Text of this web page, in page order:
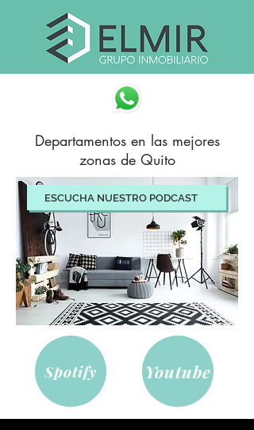
Departamentos en las mejores
zonas de Quito
ESCUCHA NUESTRO PODCAST
Spotify Youtube